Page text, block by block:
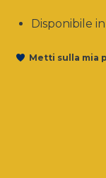
Disponibile
Metti sulla mia